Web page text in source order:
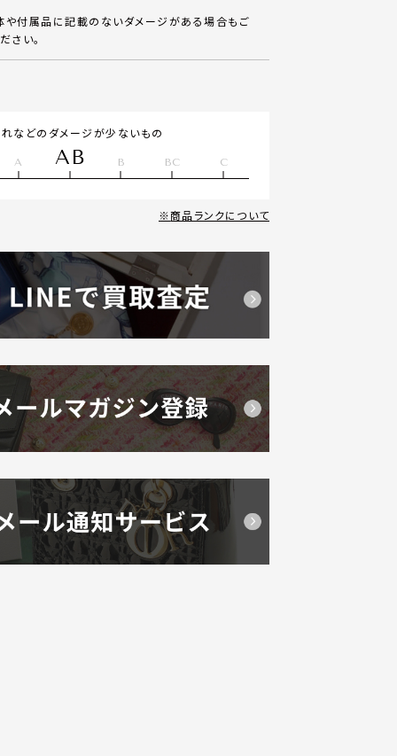
や付属品に記載のないダメージがある場合もご
さい。
などのダメージが少ないもの
A AB B BC C
商品ランクについて